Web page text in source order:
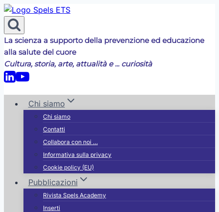
Salta
al
contenuto
La scienza a supporto della prevenzione ed educazione
alla salute del cuore
Cultura, storia, arte, attualità e ... curiosità
Chi siamo
Chi siamo
Contatti
Collabora con noi …
Informativa sulla privacy
Cookie policy (EU)
Pubblicazioni
Rivista Spels Academy
Inserti